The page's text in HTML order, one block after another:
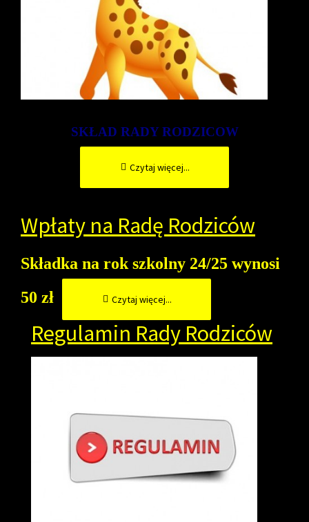
SKŁAD RADY RODZICOW
Czytaj więcej...
Wpłaty na Radę Rodziców
Składka na rok szkolny 24/25 wynosi
50 zł
Czytaj więcej...
Regulamin Rady Rodziców